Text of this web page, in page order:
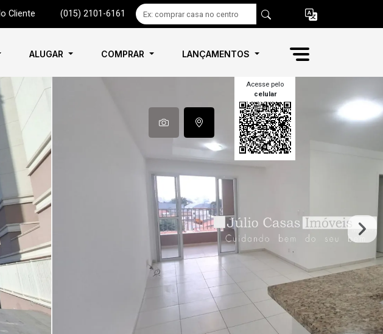
Cliente (015) 2101-6161
ALUGAR COMPRAR LANÇAMENTOS
Acesse pelo
celular